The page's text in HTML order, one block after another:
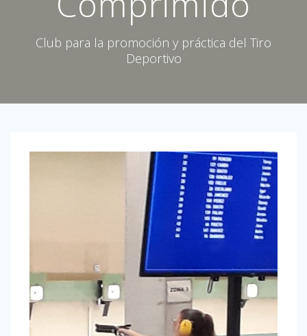
Club para la promoción y práctica del Tiro
Deportivo